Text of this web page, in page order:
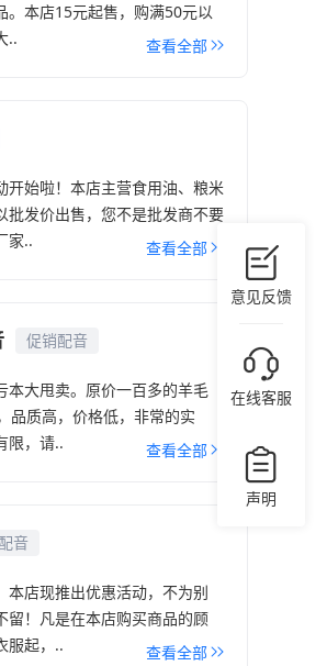
意见反馈
在线客服
声明
。本店15元起售，购满50元以
..
查看全部
开始啦！本店主营食用油、粮米
批发价出售，您不是批发商不要
家..
查看全部
促销配音
本大甩卖。原价一百多的羊毛
品质高，价格低，非常的实
限，请..
查看全部
音
本店现推出优惠活动，不为别
留！凡是在本店购买商品的顾
服起，..
查看全部